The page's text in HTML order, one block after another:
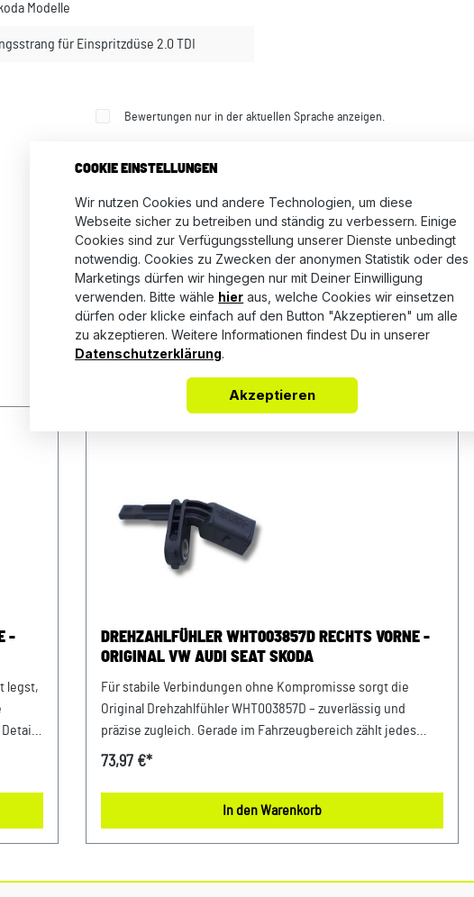
Modelle
für Einspritzdüse 2.0 TDI
Bewertungen nur in der aktuellen Sprache anzeigen.
Keine Bewertungen gefunden. Teile Deine Erfahrungen mit
-
legst,
jeder
der
DREHZAHLFÜHLER WHT003857D RECHTS VORNE -
ORIGINAL VW AUDI SEAT SKODA
Für stabile Verbindungen ohne Kompromisse sorgt die
Original Drehzahlfühler WHT003857D – zuverlässig und
präzise zugleich. Gerade im Fahrzeugbereich zählt jedes
Detail – deshalb profitierst Du von einem sicheren Gefühl bei
nach strengen Vorgaben überzeugt dieses Bauteil durch
Stabilität und Belastbarkeit. Entwickelt für Fahrzeuge der
Verwendung: 100 % passgenau, da Original Ersatzteile
73,97 €*
In den Warenkorb
COOKIE EINSTELLUNGEN
Wir nutzen Cookies und andere Technologien, um diese
Webseite sicher zu betreiben und ständig zu verbessern. Einige
Cookies sind zur Verfügungsstellung unserer Dienste unbedingt
notwendig. Cookies zu Zwecken der anonymen Statistik oder des
Marketings dürfen wir hingegen nur mit Deiner Einwilligung
verwenden. Bitte wähle hier aus, welche Cookies wir einsetzen
dürfen oder klicke einfach auf den Button "Akzeptieren" um alle
zu akzeptieren. Weitere Informationen findest Du in unserer
Datenschutzerklärung.
Akzeptieren